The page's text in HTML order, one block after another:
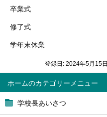
ホーム
学校長あいさつ
卒業式
修了式
学年末休業
登録日: 2024年5月15日